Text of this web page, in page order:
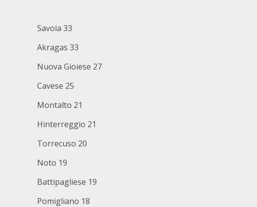
Savoia 33
Akragas 33
Nuova Gioiese 27
Cavese 25
Montalto 21
Hinterreggio 21
Torrecuso 20
Noto 19
Battipagliese 19
Pomigliano 18